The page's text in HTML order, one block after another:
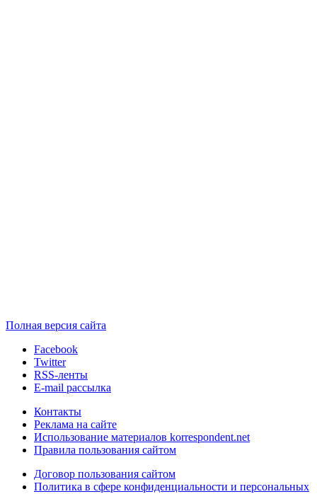
Полная версия сайта
Facebook
Twitter
RSS-ленты
E-mail рассылка
Контакты
Реклама на сайте
Использование материалов korrespondent.net
Правила пользования сайтом
Договор пользования сайтом
Политика в сфере конфиденциальности и персональных